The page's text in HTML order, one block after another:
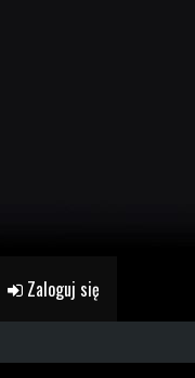
Zaloguj się